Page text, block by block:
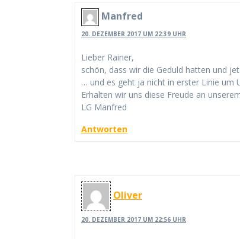
Manfred
20. DEZEMBER 2017 UM 22:39 UHR
Lieber Rainer,
schön, dass wir die Geduld hatten und
… und es geht ja nicht in erster Linie um
Erhalten wir uns diese Freude an
LG Manfred
Antworten
Oliver
20. DEZEMBER 2017 UM 22:56 UHR